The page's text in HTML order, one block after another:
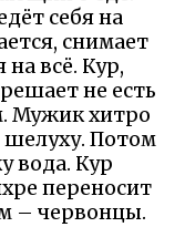
себя на
снимает
всё. Кур,
не есть
Мужик хитро
шелуху. Потом
вода. Кур
переносит
– червонцы.